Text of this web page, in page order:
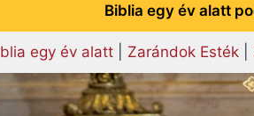
Biblia egy év alatt
egy év alatt| Zarándok Esték|